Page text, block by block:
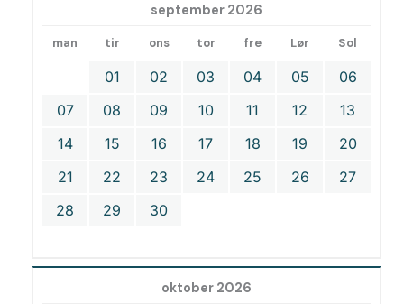
september 2026
man tir ons tor fre Lør Sol
01 02 03 04 05
06
07
08 09 10 11 12
13
14
15 16 17 18 19
20
21
22 23 24 25 26
27
28
29 30
oktober 2026